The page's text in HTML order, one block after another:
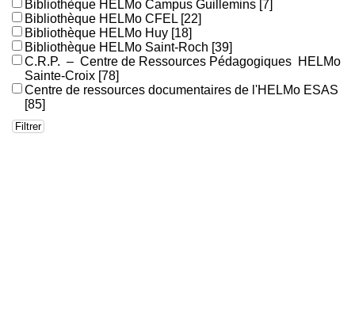
Bibliothèque HELMo Campus Guillemins [7]
Bibliothèque HELMo CFEL [22]
Bibliothèque HELMo Huy [18]
Bibliothèque HELMo Saint-Roch [39]
C.R.P. – Centre de Ressources Pédagogiques HELMo
Sainte-Croix [78]
Centre de ressources documentaires de l'HELMo ESAS
[85]